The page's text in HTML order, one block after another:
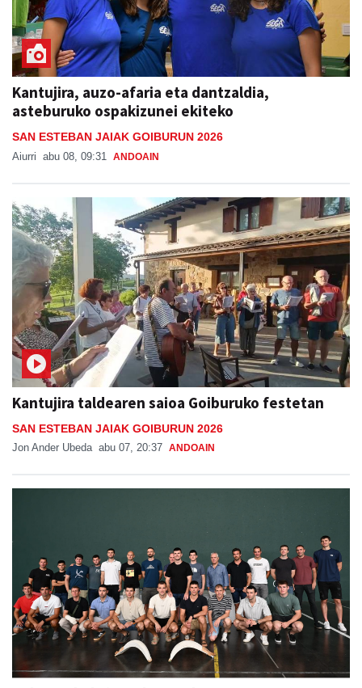
Kantujira, auzo-afaria eta dantzaldia,
asteburuko ospakizunei ekiteko
SAN ESTEBAN JAIAK GOIBURUN 2026
Aiurri abu 08, 09:31 ANDOAIN
Kantujira taldearen saioa Goiburuko festetan
SAN ESTEBAN JAIAK GOIBURUN 2026
Jon Ander Ubeda abu 07, 20:37 ANDOAIN